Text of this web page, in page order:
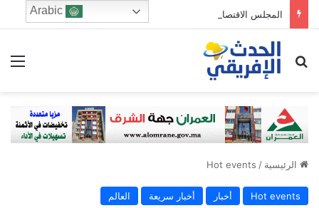
المجلس الاقتصادي والرشد الرقمي: من يحرس الطفولة في زمن الخوارزميات؟
ابحث عن
الرئيسية /
Hot events
Hot events أخبار أخبار سريعة العالم
Arabic